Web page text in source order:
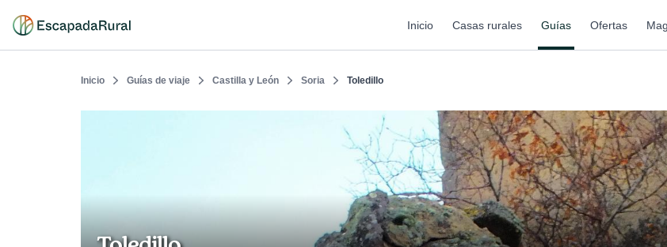
Inicio Casas rurales Guías Ofertas
Inicio Guías de viaje Castilla y León Soria Toledillo